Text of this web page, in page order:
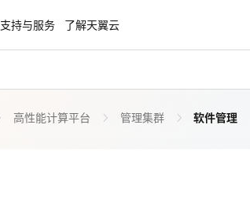
聚力AI赋能 天翼云大模型专项
支持与服务 了解天翼云
高性能计算平台 管理集群 软件管理